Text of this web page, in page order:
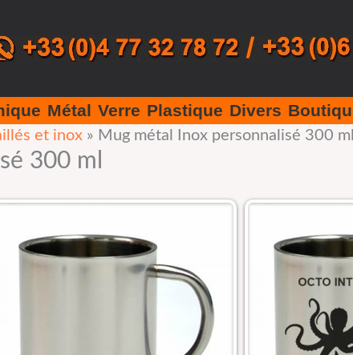
Métal Verre Plastique Divers
et inox » Mug métal Inox personnalisé 300 ml
300 ml